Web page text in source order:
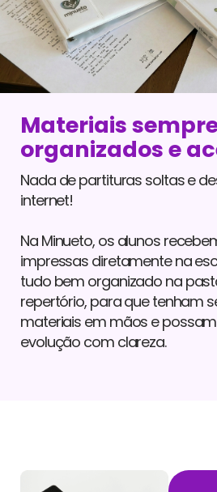
Materiais
organizados e
Nada de partituras soltas e
internet!
Na Minueto, os alunos
impressas diretamente na
tudo bem organizado na
repertório, para que tenham
materiais em mãos e
evolução com clareza.